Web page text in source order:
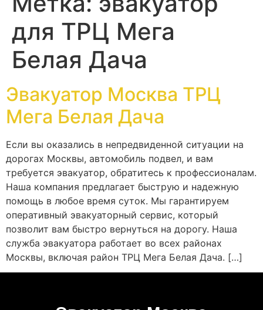
для ТРЦ Мега
Белая Дача
Эвакуатор Москва ТРЦ
Мега Белая Дача
Если вы оказались в непредвиденной ситуации на
дорогах Москвы, автомобиль подвел, и вам
требуется эвакуатор, обратитесь к профессионалам.
Наша компания предлагает быструю и надежную
помощь в любое время суток. Мы гарантируем
оперативный эвакуаторный сервис, который
позволит вам быстро вернуться на дорогу. Наша
служба эвакуатора работает во всех районах
Москвы, включая район ТРЦ Мега Белая Дача. […]